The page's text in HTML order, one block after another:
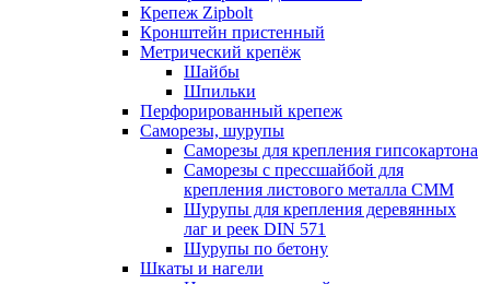
Крепеж Zipbolt
Кронштейн пристенный
Метрический крепёж
Шайбы
Шпильки
Перфорированный крепеж
Саморезы, шурупы
Саморезы для крепления гипсокартона
Саморезы с прессшайбой для
крепления листового металла СММ
Шурупы для крепления деревянных
лаг и реек DIN 571
Шурупы по бетону
Шкаты и нагели